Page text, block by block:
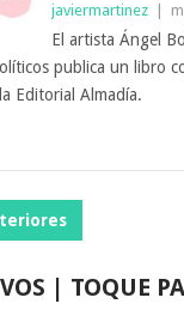
javiermartinez
El artista Ángel
publica un libro
Editorial Almadía.
| TOQUE